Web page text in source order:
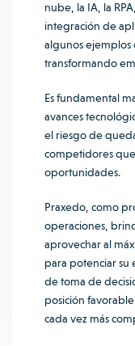
nube, la IA, la
integración de
algunos ejemplos
transformando
Es fundamental
avances
el riesgo de
competidores
oportunidades.
Praxedo, como
operaciones,
aprovechar al
para potenciar su
de toma de
posición
cada vez más